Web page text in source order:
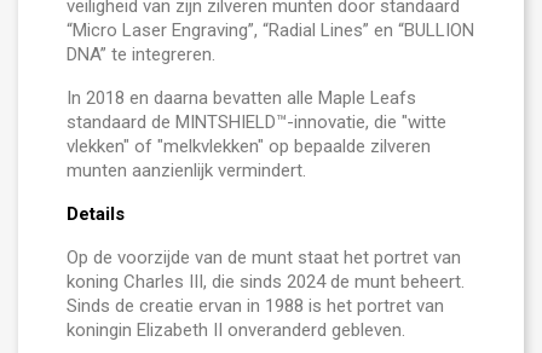
veiligheid van zijn zilveren munten door standaard
“Micro Laser Engraving”, “Radial Lines” en “BULLION
DNA” te integreren.
In 2018 en daarna bevatten alle Maple Leafs
standaard de MINTSHIELD™-innovatie, die "witte
vlekken" of "melkvlekken" op bepaalde zilveren
munten aanzienlijk vermindert.
Details
Op de voorzijde van de munt staat het portret van
koning Charles III, die sinds 2024 de munt beheert.
Sinds de creatie ervan in 1988 is het portret van
koningin Elizabeth II onveranderd gebleven.